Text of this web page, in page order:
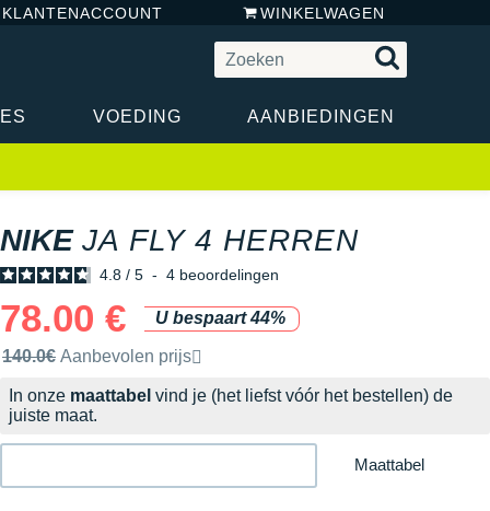
WINKELWAGEN
VOEDING AANBIEDINGEN
NIKE JA FLY 4 HERREN
4.8 / 5 - 4 beoordelingen
78.00 €
U bespaart 44%
Door het merk aanbevolen verkoopprijs
140.0€ Aanbevolen prijs
In onze maattabel vind je (het liefst vóór het bestellen) de
juiste maat.
Maattabel